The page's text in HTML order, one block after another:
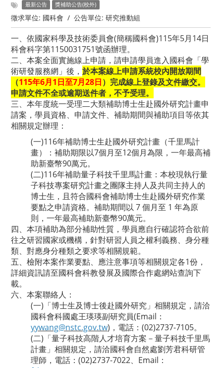
最新公告 獎補助公告(校外)
徵求單位: 國科會 / 公告單位: 研究推動組
一、依國家科學及技術委員會(簡稱國科會)115年5月14日
科會科字第1150031751號函辦理。
二、本案全面實施線上申請，請申請學員進入國科會「學
術研發服務網」後， 於本案線上申請系統校內開放期間
（115年6月1日至7月28日）完成線上登錄及文件繳交。
申請文件不全或逾期送件者，不予受理。
三、本年度統一受理二大類補助博士生赴國外研究計畫申
請案，學員資格、申請文件、補助期間與補助項目等依其
相關規定辦理：
(一)116年補助博士生赴國外研究計畫（千里馬計
畫）：補助期限以7個月至12個月為限，一年最高補
助新臺幣90萬元。
(二)116年補助量子科技千里馬計畫：本校現執行量
子科技專案研究計畫之團隊主持人及共同主持人的
博士生，且符合國科會補助博士生赴國外研究作業
要點之申請資格。補助期間以 7 個月至 1 年為原
則，一年最高補助新臺幣90萬元。
四、本項補助為部分補助性質，學員應自行確認符合欲前
往之研習國家或機構，針對研習人員之權利義務、身分種
類、對應身分種類之要求等相關規範。
五、檢附本案作業要點、應注意事項等相關規定各1份，
詳細資訊請至國科會科教發展及國際合作處網站查詢下
載。
六、本案聯絡人：
(一)「博士生及博士後赴國外研究」相關規定，請洽
國科會科國處王瑛瑛副研究員(Email：
yywang@nstc.gov.tw)，電話：(02)2737-7105。
(二)「量子科技高階人才培育方案－量子科技千里馬
計畫」相關規定，請洽國科會自然處劉芳君科研管
理師，電話：(02)2737-7022、Email：